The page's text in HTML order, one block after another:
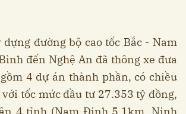
dựng đường bộ cao tốc Bắc - Nam
đến Nghệ An đã thông xe đưa
4 dự án thành phần, có chiều
tốc mức đầu tư 27.353 tỷ đồng,